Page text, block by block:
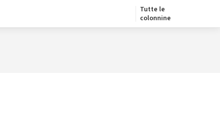
Tutte le
colonnine